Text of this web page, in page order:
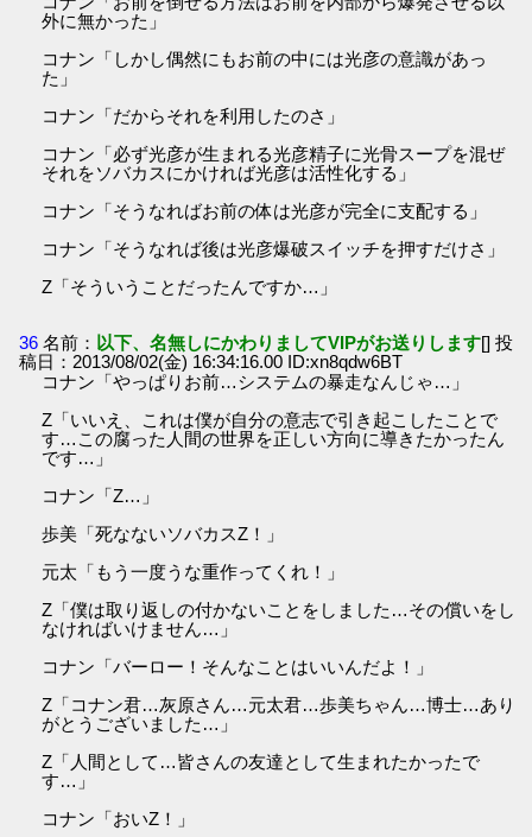
外に無かった」
コナン「しかし偶然にもお前の中には光彦の意識があっ
た」
コナン「だからそれを利用したのさ」
コナン「必ず光彦が生まれる光彦精子に光骨スープを混ぜ
それをソバカスにかければ光彦は活性化する」
コナン「そうなればお前の体は光彦が完全に支配する」
コナン「そうなれば後は光彦爆破スイッチを押すだけさ」
Z「そういうことだったんですか…」
36 名前： 以下、名無しにかわりましてVIPがお送りします[] 投
稿日：2013/08/02(金) 16:34:16.00 ID:xn8qdw6BT
コナン「やっぱりお前…システムの暴走なんじゃ…」
Z「いいえ、これは僕が自分の意志で引き起こしたことで
す…この腐った人間の世界を正しい方向に導きたかったん
です…」
コナン「Z…」
歩美「死なないソバカスZ！」
元太「もう一度うな重作ってくれ！」
Z「僕は取り返しの付かないことをしました…その償いをし
なければいけません…」
コナン「バーロー！そんなことはいいんだよ！」
Z「コナン君…灰原さん…元太君…歩美ちゃん…博士…あり
がとうございました…」
Z「人間として…皆さんの友達として生まれたかったで
す…」
コナン「おいZ！」